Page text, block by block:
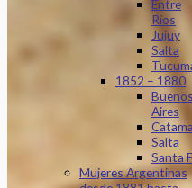
Entre
Ríos
Jujuy
Salta
1852 – 1880
Buenos
Aires
Salta
Santa
Mujeres Argentinas